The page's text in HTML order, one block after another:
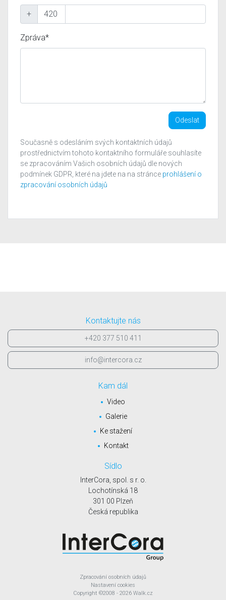
+
Zpráva*
Odeslat
Současně s odesláním svých kontaktních údajů
prostřednictvím tohoto kontaktního formuláře souhlasíte
se zpracováním Vašich osobních údajů dle nových
podmínek GDPR, které na jdete na na stránce prohlášení o
zpracování osobních údajů
Kontaktujte nás
+420 377 510 411
info@intercora.cz
Kam dál
Video
Galerie
Ke stažení
Kontakt
Sídlo
InterCora, spol. s r. o.
Lochotínská 18
301 00 Plzeň
Česká republika
Zpracování osobních údajů
Nastavení cookies
Copyright ©2008 - 2026 Walk.cz